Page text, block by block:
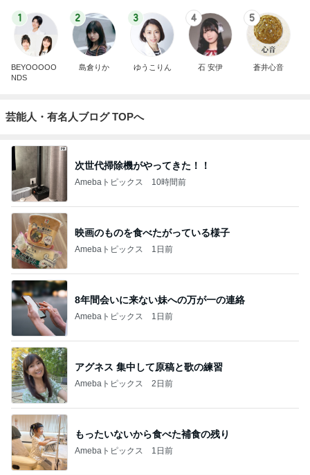
1
BEYOOOOO
NDS
2
島倉りか
3
ゆうこりん
4
石 安伊
5
蒼井心音
芸能人・有名人ブログ TOPへ
次世代掃除機がやってきた！！
Amebaトピックス 10時間前
映画のものを食べたがっている様子
Amebaトピックス 1日前
8年間会いに来ない妹への万が一の連絡
Amebaトピックス 1日前
アグネス 集中して原稿と歌の練習
Amebaトピックス 2日前
もったいないから食べた補食の残り
Amebaトピックス 1日前